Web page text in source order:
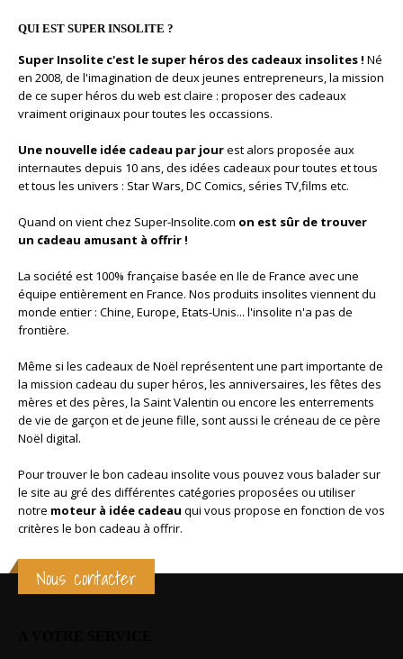
QUI EST SUPER INSOLITE ?
Super Insolite c'est le super héros des cadeaux insolites ! Né
en 2008, de l'imagination de deux jeunes entrepreneurs, la mission
de ce super héros du web est claire : proposer des cadeaux
vraiment originaux pour toutes les occassions.
Une nouvelle idée cadeau par jourest alors proposée aux
internautes depuis 10 ans, des idées cadeaux pour toutes et tous
et tous les univers : Star Wars, DC Comics, séries TV,films etc.
Quand on vient chez Super-Insolite.com on est sûr de trouver
un cadeau amusant à offrir !
La société est 100% française basée en Ile de France avec une
équipe entièrement en France. Nos produits insolites viennent du
monde entier : Chine, Europe, Etats-Unis... l'insolite n'a pas de
frontière.
Même si les cadeaux de Noël représentent une part importante de
la mission cadeau du super héros, les anniversaires, les fêtes des
mères et des pères, la Saint Valentin ou encore les enterrements
de vie de garçon et de jeune fille, sont aussi le créneau de ce père
Noël digital.
Pour trouver le bon cadeau insolite vous pouvez vous balader sur
le site au gré des différentes catégories proposées ou utiliser
notre moteur à idée cadeau qui vous propose en fonction de vos
critères le bon cadeau à offrir.
Nous contacter